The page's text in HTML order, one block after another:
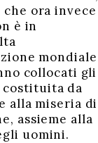
ora invece
è in
mondiale
collocati gli
costituita da
alla miseria di
assieme alla
uomini.